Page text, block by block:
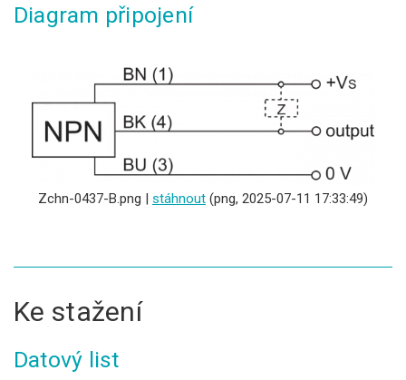
Diagram připojení
Zchn-0437-B.png | stáhnout (png, 2025-07-11 17:33:49)
Ke stažení
Datový list